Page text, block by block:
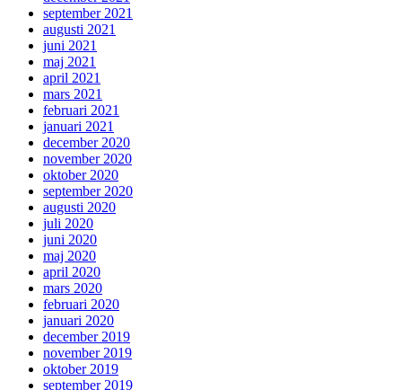
september 2021
augusti 2021
juni 2021
maj 2021
april 2021
mars 2021
februari 2021
januari 2021
december 2020
november 2020
oktober 2020
september 2020
augusti 2020
juli 2020
juni 2020
maj 2020
april 2020
mars 2020
februari 2020
januari 2020
december 2019
november 2019
oktober 2019
september 2019